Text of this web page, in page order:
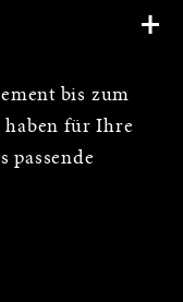
bis zum
haben für Ihre
passende